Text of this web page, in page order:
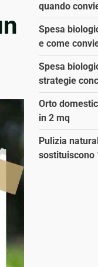
quando
Spesa
e come
Spesa
strategie
Orto
in 2 mq
Pulizia
sostituiscono